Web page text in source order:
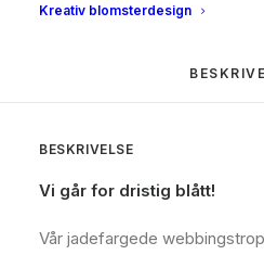
Kreativ blomsterdesign
BESKRIVELSE
Vi går for dristig blått!
Vår jadefargede